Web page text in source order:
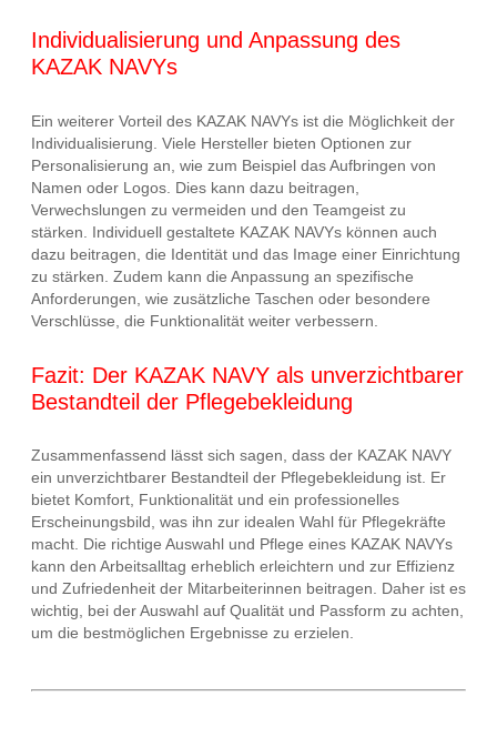
Individualisierung und Anpassung des
KAZAK NAVYs
Ein weiterer Vorteil des KAZAK NAVYs ist die Möglichkeit der
Individualisierung. Viele Hersteller bieten Optionen zur
Personalisierung an, wie zum Beispiel das Aufbringen von
Namen oder Logos. Dies kann dazu beitragen,
Verwechslungen zu vermeiden und den Teamgeist zu
stärken. Individuell gestaltete KAZAK NAVYs können auch
dazu beitragen, die Identität und das Image einer Einrichtung
zu stärken. Zudem kann die Anpassung an spezifische
Anforderungen, wie zusätzliche Taschen oder besondere
Verschlüsse, die Funktionalität weiter verbessern.
Fazit: Der KAZAK NAVY als unverzichtbarer
Bestandteil der Pflegebekleidung
Zusammenfassend lässt sich sagen, dass der KAZAK NAVY
ein unverzichtbarer Bestandteil der Pflegebekleidung ist. Er
bietet Komfort, Funktionalität und ein professionelles
Erscheinungsbild, was ihn zur idealen Wahl für Pflegekräfte
macht. Die richtige Auswahl und Pflege eines KAZAK NAVYs
kann den Arbeitsalltag erheblich erleichtern und zur Effizienz
und Zufriedenheit der Mitarbeiterinnen beitragen. Daher ist es
wichtig, bei der Auswahl auf Qualität und Passform zu achten,
um die bestmöglichen Ergebnisse zu erzielen.